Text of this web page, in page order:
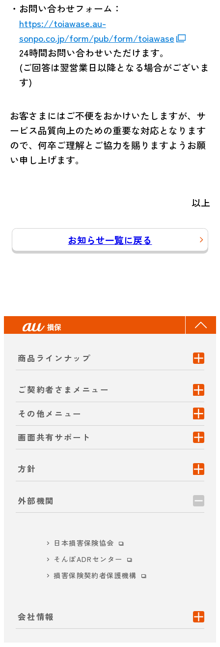
・お問い合わせフォーム：
https://toiawase.au-
sonpo.co.jp/form/pub/form/toiawase
24時間お問い合わせいただけます。
(ご回答は翌営業日以降となる場合がございま
す)
お客さまにはご不便をおかけいたしますが、​サ
ービス品質向上のための重要な対応となります
ので、​何卒ご理解とご協力を賜りますようお願
い申し上げます。
以上
お知らせ一覧に戻る
商品ラインナップ
ご契約者さまメニュー
その他メニュー
画面共有サポート
方針
外部機関
日本損害保険協会
そんぽADRセンター
損害保険契約者保護機構
会社情報